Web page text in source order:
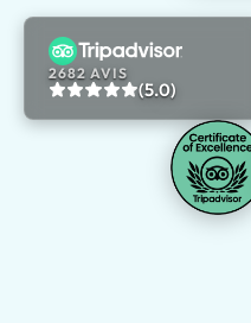
2682 AVIS
(5.0)